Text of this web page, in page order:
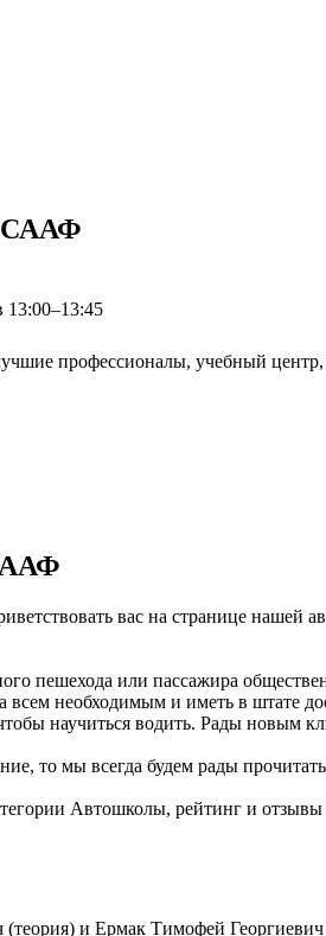
13:00–13:45
профессионалы, учебный
вас на странице нашей
пешехода или пассажира
необходимым и иметь в штате
научиться водить. Рады новым
то мы всегда будем рады
Автошколы, рейтинг и
и Ермак Тимофей